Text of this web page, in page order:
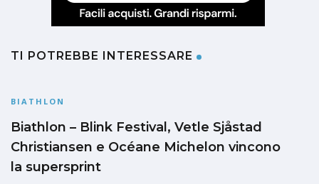
TI POTREBBE INTERESSARE
BIATHLON
Biathlon – Blink Festival, Vetle Sjåstad
Christiansen e Océane Michelon vincono
la supersprint